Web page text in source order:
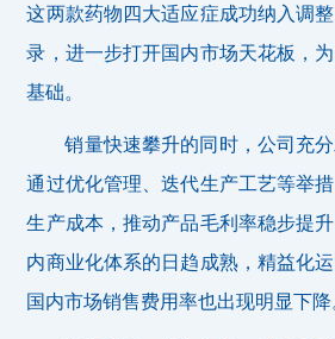
这两款药物四大适应症成功纳入调
录，进一步打开国内市场天花板，
基础。
销量快速攀升的同时，公司充
通过优化管理、迭代生产工艺等举
生产成本，推动产品毛利率稳步提
内商业化体系的日趋成熟，精益化
国内市场销售费用率也出现明显下降